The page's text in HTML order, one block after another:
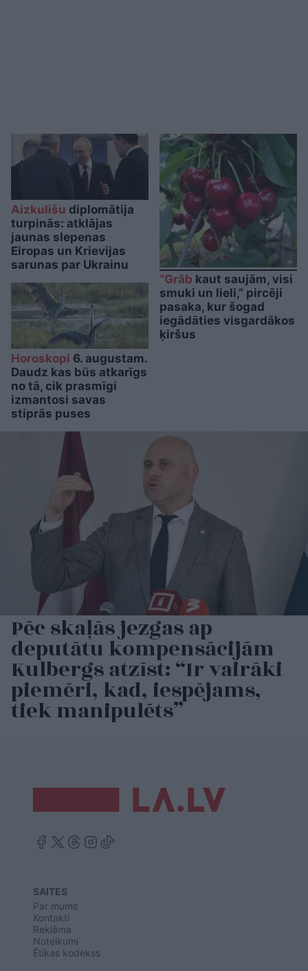
Aizkulišu diplomātija
turpinās: atklājas
jaunas slepenas
Eiropas un Krievijas
sarunas par Ukrainu
Horoskopi 6. augustam.
Daudz kas būs atkarīgs
no tā, cik prasmīgi
izmantosi savas
stiprās puses
“Grāb kaut saujām, visi
smuki un lieli,” pircēji
pasaka, kur šogad
iegādāties visgardākos
ķiršus
Pēc skaļās jezgas ap
deputātu kompensācijām
Kulbergs atzīst: “Ir vairāki
piemēri, kad, iespējams,
tiek manipulēts”
SAITES
Par mums
Kontakti
Reklāma
Noteikumi
Ētikas kodekss